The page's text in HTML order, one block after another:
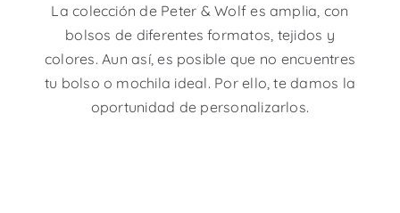
P&W BY YOU
La colección de Peter & Wolf es amplia, con
bolsos de diferentes formatos, tejidos y
colores. Aun así, es posible que no encuentres
tu bolso o mochila ideal. Por ello, te damos la
oportunidad de personalizarlos.